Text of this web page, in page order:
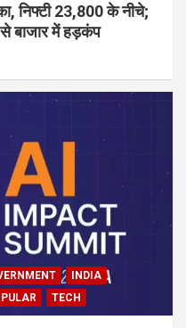
निफ्टी 23,800 के नीचे;
बाजार में हड़कंप
INDIA
TECH